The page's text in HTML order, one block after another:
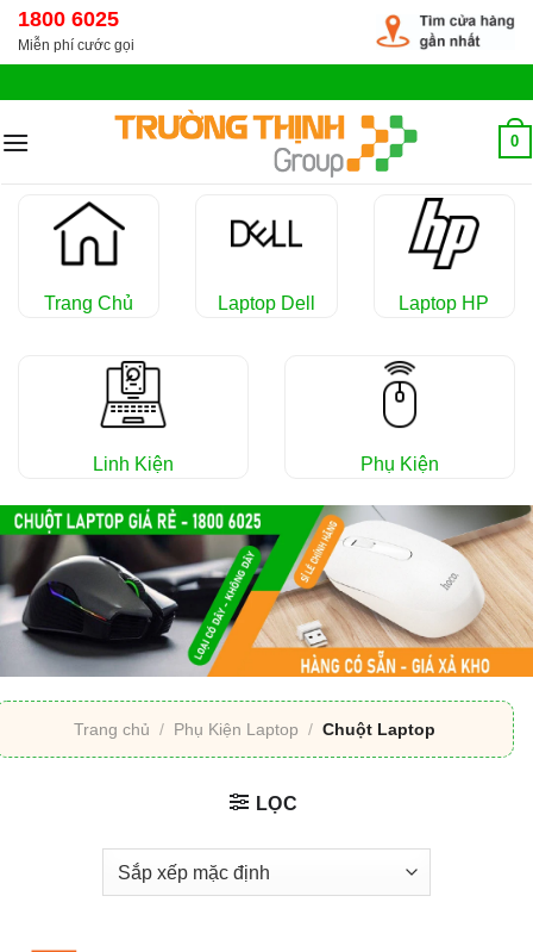
Chuyển
đến
dung
1800 6025
Miễn phí cước gọi
0
Trang Chủ Laptop Dell Laptop HP
Linh Kiện Phụ Kiện
Trang chủ / Phụ Kiện Laptop / Chuột Laptop
LỌC